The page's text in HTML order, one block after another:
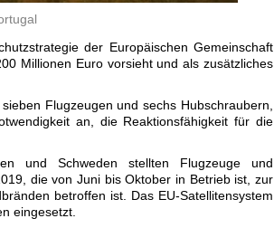
der Europäischen Gemeinschaft
Millionen Euro vorsieht und als zusätzliches
Flugzeugen und sechs Hubschraubern,
an, die Reaktionsfähigkeit für die
und Schweden stellten Flugzeuge und
die von Juni bis Oktober in Betrieb ist, zur
betroffen ist. Das EU-Satellitensystem
eingesetzt.